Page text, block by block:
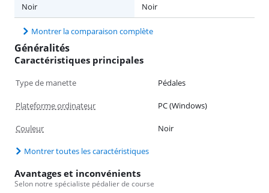
Noir
Noir
Montrer la comparaison complète
Généralités
Caractéristiques principales
Type de manette Pédales
Plateforme ordinateur PC (Windows)
Couleur Noir
Montrer toutes les caractéristiques
Avantages et inconvénients
Selon notre spécialiste pédalier de course